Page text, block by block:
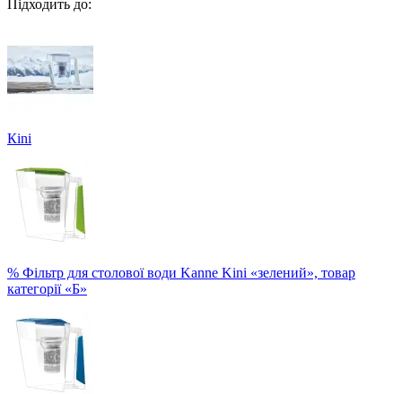
Підходить до:
Кini
% Фільтр для столової води Kanne Kini «зелений», товар
категорії «Б»